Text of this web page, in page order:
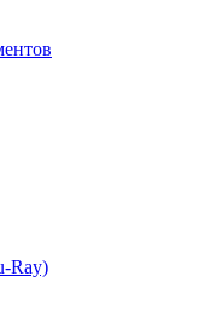
Ray)